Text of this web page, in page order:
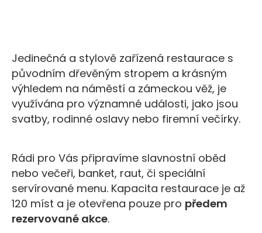
Jedinečná a stylově zařízená restaurace s
původním dřevěným stropem a krásným
výhledem na náměstí a zámeckou věž, je
využívána pro významné události, jako jsou
svatby, rodinné oslavy nebo firemní večírky.
Rádi pro Vás připravíme slavnostní oběd
nebo večeři, banket, raut, či speciální
servírované menu. Kapacita restaurace je až
120 míst a je otevřena pouze pro předem
rezervované akce.